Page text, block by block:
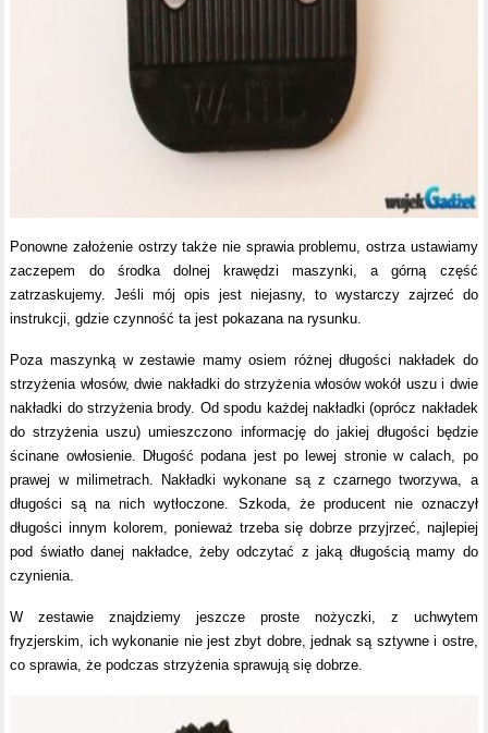
Ponowne założenie ostrzy także nie sprawia problemu, ostrza ustawiamy
zaczepem do środka dolnej krawędzi maszynki, a górną część
zatrzaskujemy. Jeśli mój opis jest niejasny, to wystarczy zajrzeć do
instrukcji, gdzie czynność ta jest pokazana na rysunku.
Poza maszynką w zestawie mamy osiem różnej długości nakładek do
strzyżenia włosów, dwie nakładki do strzyżenia włosów wokół uszu i dwie
nakładki do strzyżenia brody. Od spodu każdej nakładki (oprócz nakładek
do strzyżenia uszu) umieszczono informację do jakiej długości będzie
ścinane owłosienie. Długość podana jest po lewej stronie w calach, po
prawej w milimetrach. Nakładki wykonane są z czarnego tworzywa, a
długości są na nich wytłoczone. Szkoda, że producent nie oznaczył
długości innym kolorem, ponieważ trzeba się dobrze przyjrzeć, najlepiej
pod światło danej nakładce, żeby odczytać z jaką długością mamy do
czynienia.
W zestawie znajdziemy jeszcze proste nożyczki, z uchwytem
fryzjerskim, ich wykonanie nie jest zbyt dobre, jednak są sztywne i ostre,
co sprawia, że podczas strzyżenia sprawują się dobrze.